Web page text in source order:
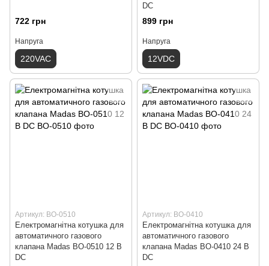
722 грн
Напруга
220VAC
DС
899 грн
Напруга
12VDC
Артикул: ВО-0510
Електромагнітна котушка для
автоматичного газового
клапана Madas ВО-0510 12 В
DС
Артикул: ВО-0410
Електромагнітна котушка для
автоматичного газового
клапана Madas ВО-0410 24 В
DС